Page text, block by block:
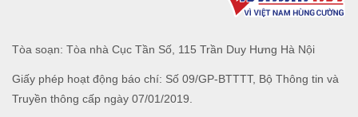
Tòa soạn: Tòa nhà Cục Tần Số, 115 Trần Duy Hưng Hà Nội
Giấy phép hoạt động báo chí: Số 09/GP-BTTTT, Bộ Thông tin và
Truyền thông cấp ngày 07/01/2019.